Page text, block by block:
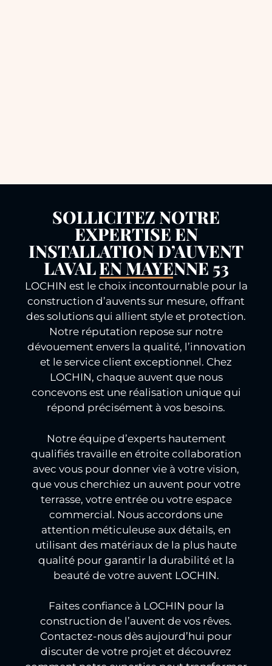
SOLLICITEZ NOTRE
EXPERTISE EN
INSTALLATION D’AUVENT
LAVAL EN MAYENNE 53
LOCHIN est le choix incontournable pour la
construction d’auvents sur mesure, offrant
des solutions qui allient style et protection.
Notre réputation repose sur notre
dévouement envers la qualité, l’innovation
et le service client exceptionnel. Chez
LOCHIN, chaque auvent que nous
concevons est une réalisation unique qui
répond précisément à vos besoins.
Notre équipe d’experts hautement
qualifiés travaille en étroite collaboration
avec vous pour donner vie à votre vision,
que vous cherchiez un auvent pour votre
terrasse, votre entrée ou votre espace
commercial. Nous accordons une
attention méticuleuse aux détails, en
utilisant des matériaux de la plus haute
qualité pour garantir la durabilité et la
beauté de votre auvent LOCHIN.
Faites confiance à LOCHIN pour la
construction de l’auvent de vos rêves.
Contactez-nous dès aujourd’hui pour
discuter de votre projet et découvrez